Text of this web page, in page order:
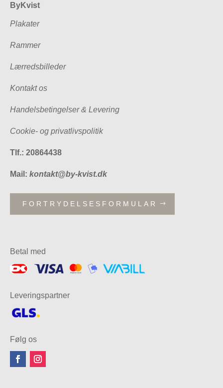
ByKvist
Plakater
Rammer
Lærredsbilleder
Kontakt os
Handelsbetingelser & Levering
Cookie- og privatlivspolitik
Tlf.: 20864438
Mail: kontakt@by-kvist.dk
FORTRYDELSESFORMULAR
Betal med
Leveringspartner
Følg os